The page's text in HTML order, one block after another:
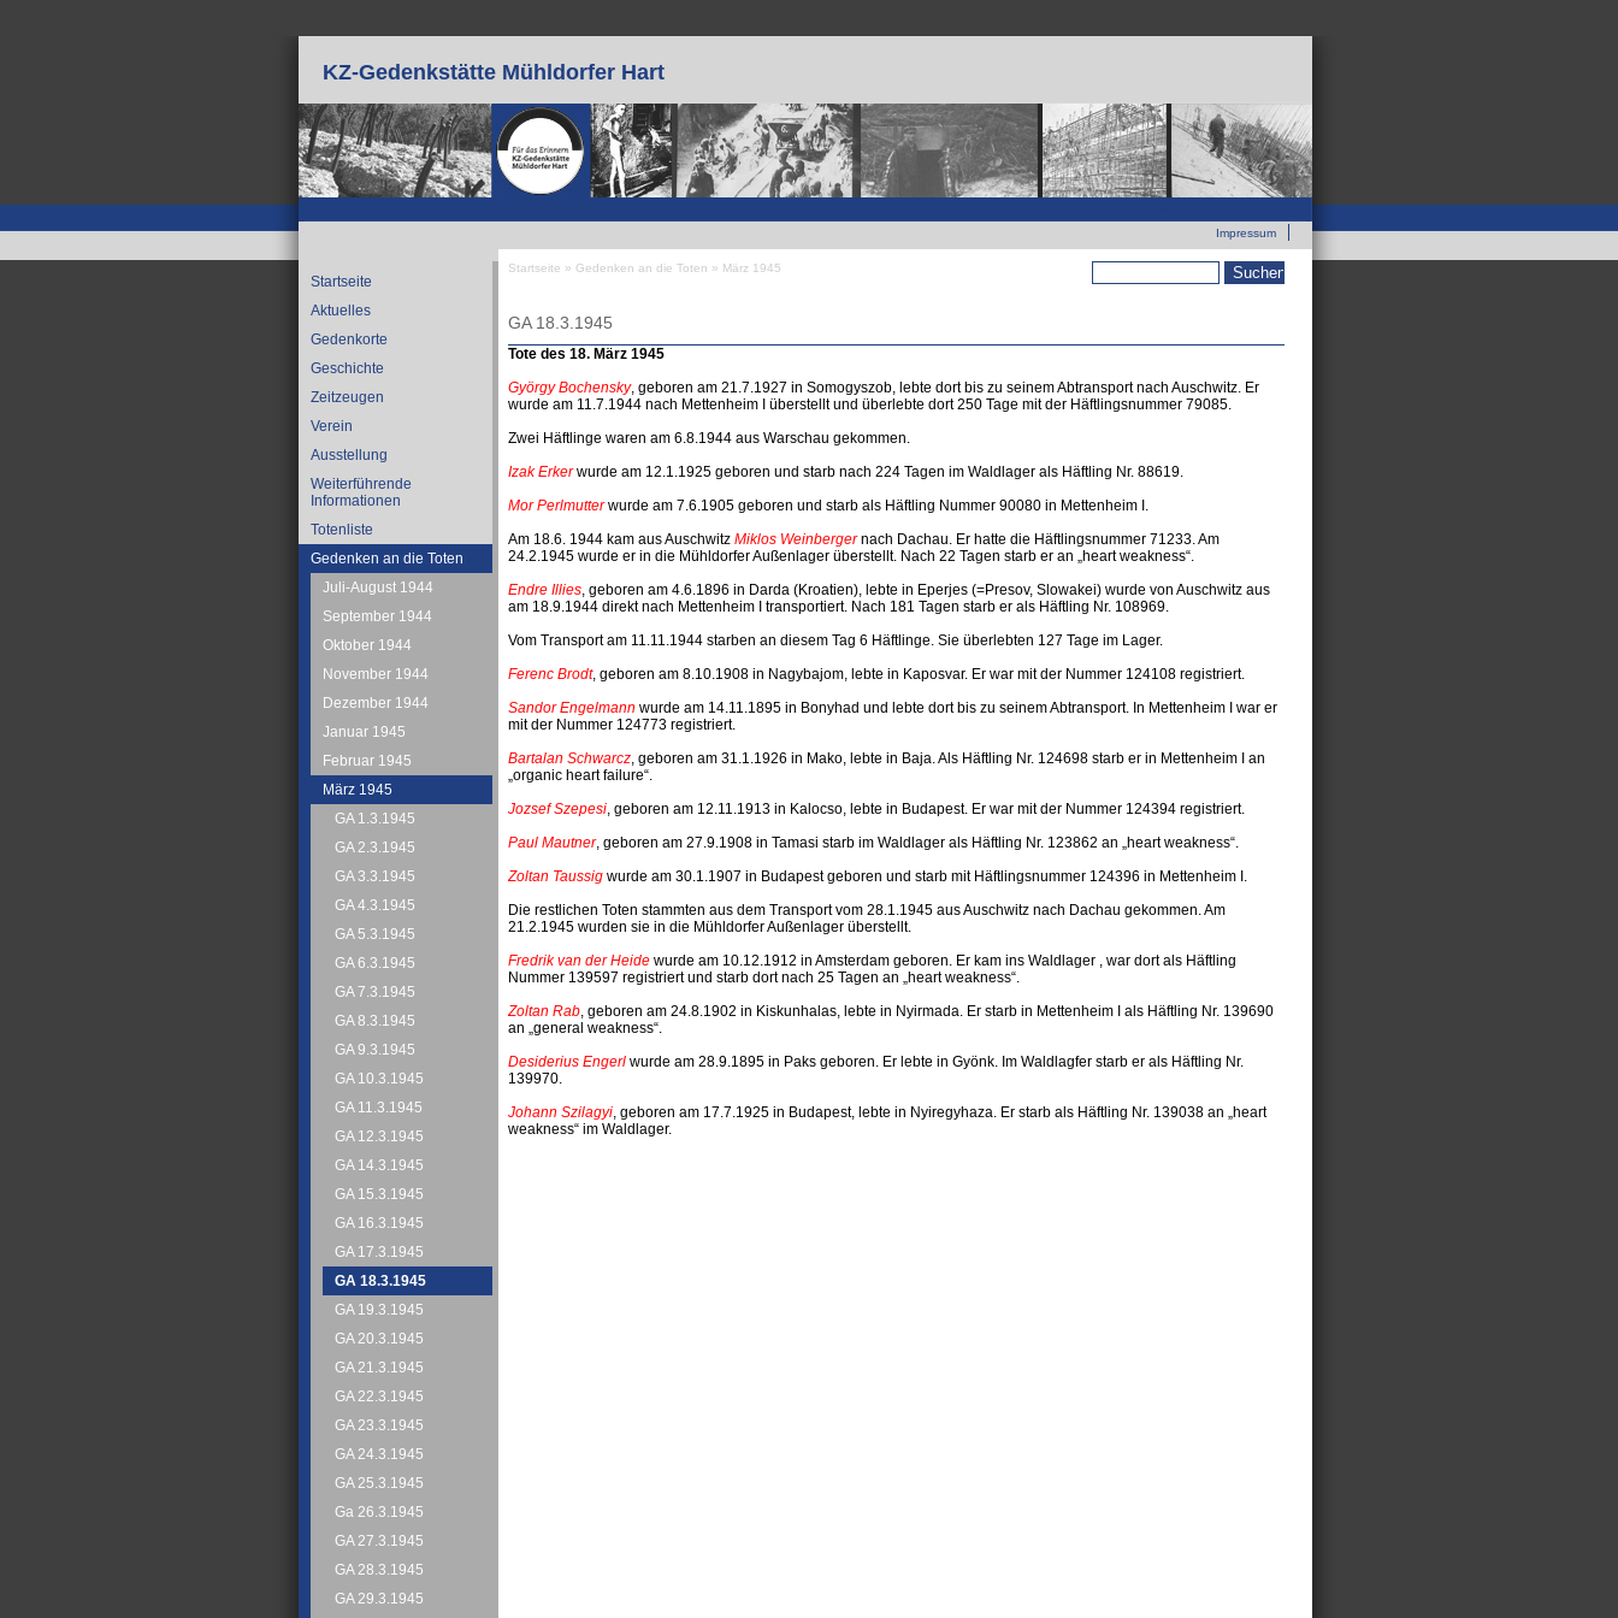
KZ-Gedenkstätte Mühldorfer Hart
Impressum
Startseite
Aktuelles
Gedenkorte
Geschichte
Zeitzeugen
Verein
Ausstellung
Weiterführende
Informationen
Totenliste
Gedenken an die Toten
Juli-August 1944
September 1944
Oktober 1944
November 1944
Dezember 1944
Januar 1945
Februar 1945
März 1945
GA 1.3.1945
GA 2.3.1945
GA 3.3.1945
GA 4.3.1945
GA 5.3.1945
GA 6.3.1945
GA 7.3.1945
GA 8.3.1945
GA 9.3.1945
GA 10.3.1945
GA 11.3.1945
GA 12.3.1945
GA 14.3.1945
GA 15.3.1945
GA 16.3.1945
GA 17.3.1945
GA 18.3.1945
GA 19.3.1945
GA 20.3.1945
GA 21.3.1945
GA 22.3.1945
GA 23.3.1945
GA 24.3.1945
GA 25.3.1945
Ga 26.3.1945
GA 27.3.1945
GA 28.3.1945
GA 29.3.1945
Suchformular
Startseite » Gedenken an die Toten » März 1945
GA 18.3.1945
Tote des 18. März 1945
György Bochensky, geboren am 21.7.1927 in Somogyszob, lebte dort bis zu seinem Abtransport nach Auschwitz. Er
wurde am 11.7.1944 nach Mettenheim I überstellt und überlebte dort 250 Tage mit der Häftlingsnummer 79085.
Zwei Häftlinge waren am 6.8.1944 aus Warschau gekommen.
Izak Erkerwurde am 12.1.1925 geboren und starb nach 224 Tagen im Waldlager als Häftling Nr. 88619.
Mor Perlmutterwurde am 7.6.1905 geboren und starb als Häftling Nummer 90080 in Mettenheim I.
Am 18.6. 1944 kam aus Auschwitz Miklos Weinbergernach Dachau. Er hatte die Häftlingsnummer 71233. Am
24.2.1945 wurde er in die Mühldorfer Außenlager überstellt. Nach 22 Tagen starb er an „heart weakness“.
Endre Illies , geboren am 4.6.1896 in Darda (Kroatien), lebte in Eperjes (=Presov, Slowakei) wurde von Auschwitz aus
am 18.9.1944 direkt nach Mettenheim I transportiert. Nach 181 Tagen starb er als Häftling Nr. 108969.
Vom Transport am 11.11.1944 starben an diesem Tag 6 Häftlinge. Sie überlebten 127 Tage im Lager.
Ferenc Brodt, geboren am 8.10.1908 in Nagybajom, lebte in Kaposvar. Er war mit der Nummer 124108 registriert.
Sandor Engelmann wurde am 14.11.1895 in Bonyhad und lebte dort bis zu seinem Abtransport. In Mettenheim I war er
mit der Nummer 124773 registriert.
Bartalan Schwarcz , geboren am 31.1.1926 in Mako, lebte in Baja. Als Häftling Nr. 124698 starb er in Mettenheim I an
„organic heart failure“.
Jozsef Szepesi , geboren am 12.11.1913 in Kalocso, lebte in Budapest. Er war mit der Nummer 124394 registriert.
Paul Mautner, geboren am 27.9.1908 in Tamasi starb im Waldlager als Häftling Nr. 123862 an „heart weakness“.
Zoltan Taussig wurde am 30.1.1907 in Budapest geboren und starb mit Häftlingsnummer 124396 in Mettenheim I.
Die restlichen Toten stammten aus dem Transport vom 28.1.1945 aus Auschwitz nach Dachau gekommen. Am
21.2.1945 wurden sie in die Mühldorfer Außenlager überstellt.
Fredrik van der Heide wurde am 10.12.1912 in Amsterdam geboren. Er kam ins Waldlager , war dort als Häftling
Nummer 139597 registriert und starb dort nach 25 Tagen an „heart weakness“.
Zoltan Rab , geboren am 24.8.1902 in Kiskunhalas, lebte in Nyirmada. Er starb in Mettenheim I als Häftling Nr. 139690
an „general weakness“.
Desiderius Engerl wurde am 28.9.1895 in Paks geboren. Er lebte in Gyönk. Im Waldlagfer starb er als Häftling Nr.
139970.
Johann Szilagyi , geboren am 17.7.1925 in Budapest, lebte in Nyiregyhaza. Er starb als Häftling Nr. 139038 an „heart
weakness“ im Waldlager.